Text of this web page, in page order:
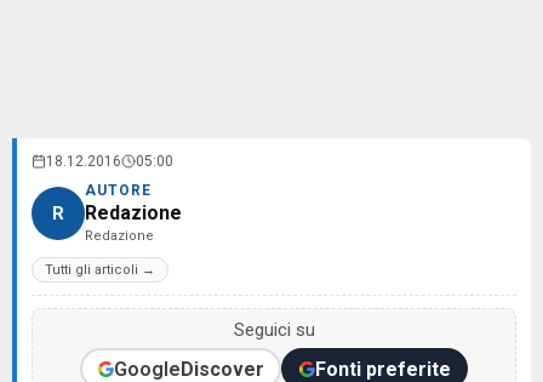
18.12.2016 05:00
R
AUTORE
Redazione
Redazione
Tutti gli articoli →
Seguici su
GoogleDiscover Fonti preferite